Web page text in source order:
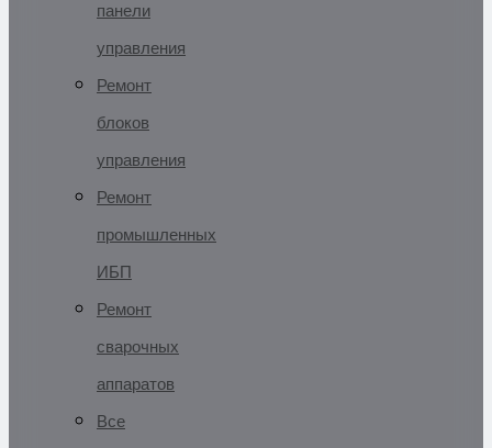
панели
управления
Ремонт
блоков
управления
Ремонт
промышленных
ИБП
Ремонт
сварочных
аппаратов
Все